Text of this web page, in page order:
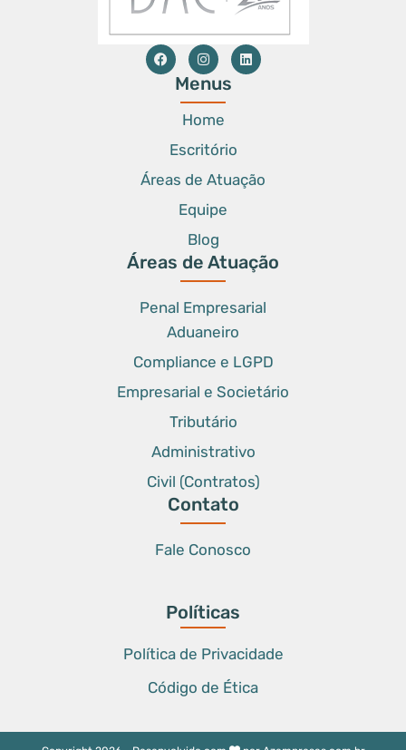
Menus
Home
Escritório
Áreas de Atuação
Equipe
Blog
Áreas de Atuação
Penal Empresarial
Aduaneiro
Compliance e LGPD
Empresarial e Societário
Tributário
Administrativo
Civil (Contratos)
Contato
Fale Conosco
Políticas
Política de Privacidade
Código de Ética